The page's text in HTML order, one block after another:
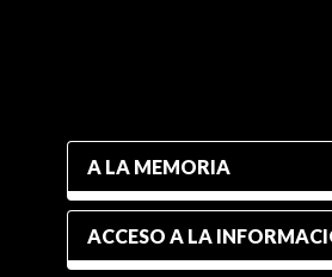
A LA MEMORIA
ACCESO A LA